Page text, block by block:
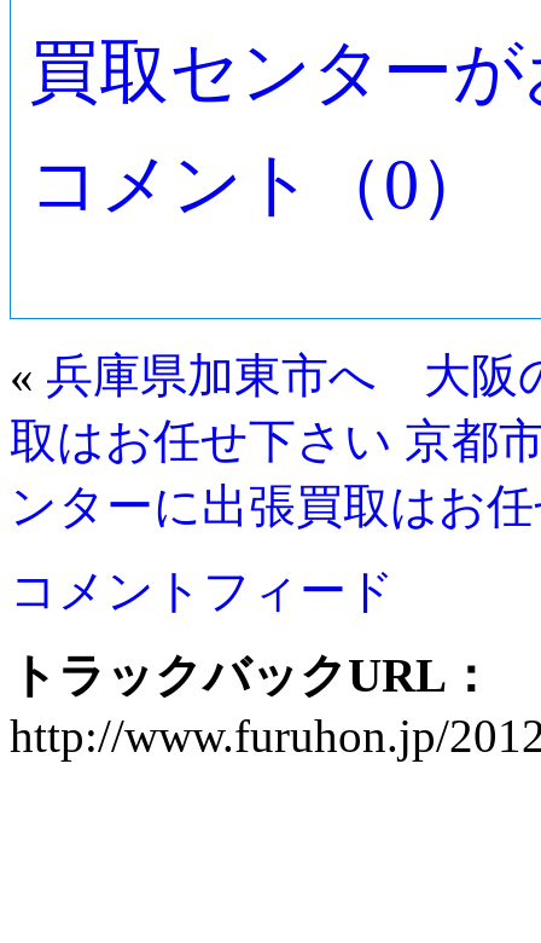
買取センター
コメント（0）
« 兵庫県加東市へ 大阪
取はお任せ下さい 京都
ンターに出張買取はお
コメントフィード
トラックバックURL：
http://www.furuhon.jp/